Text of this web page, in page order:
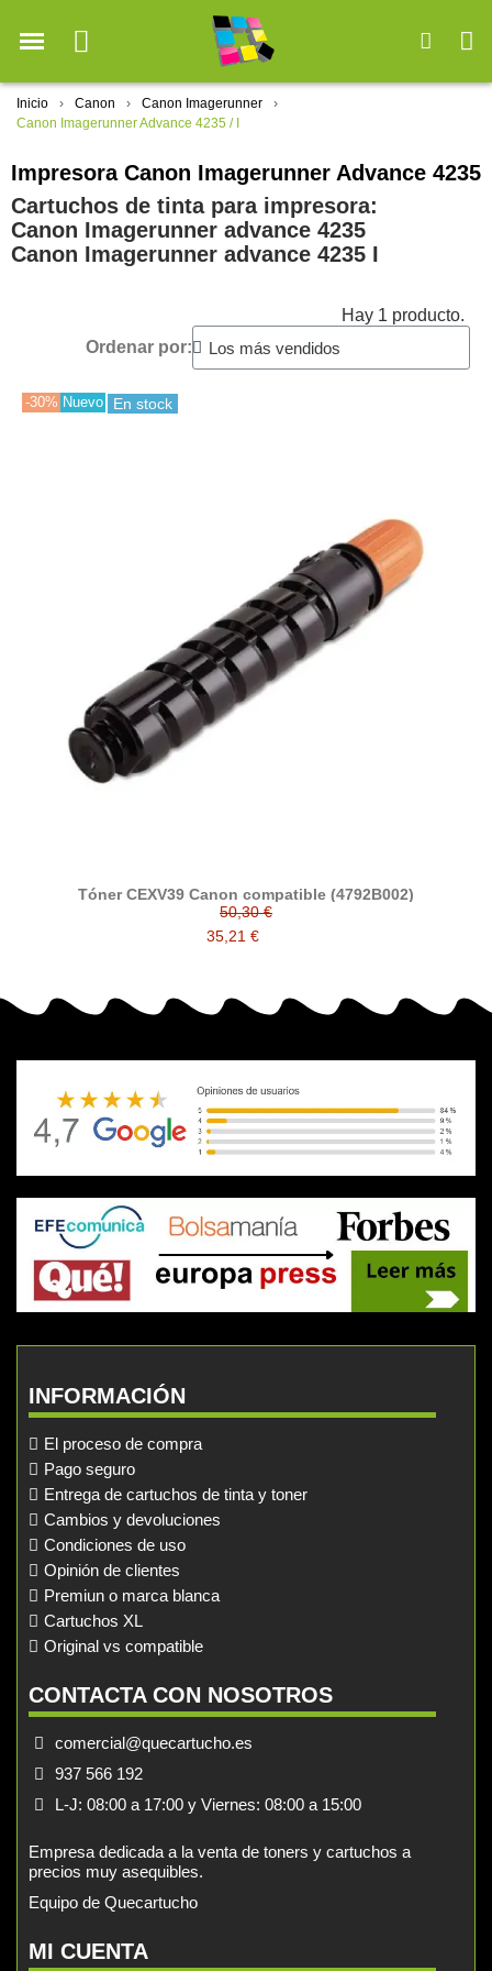
Inicio Canon
Canon Imagerunner
Canon Imagerunner Advance 4235 / I
Impresora Canon Imagerunner Advance 4235
Cartuchos de tinta para impresora:
Canon Imagerunner advance 4235
Canon Imagerunner advance 4235 I
Hay 1 producto.
Ordenar por:
-30% Nuevo En stock
Tóner CEXV39 Canon compatible (4792B002)
50,30 €
35,21 €
INFORMACIÓN
El proceso de compra
Pago seguro
Entrega de cartuchos de tinta y toner
Cambios y devoluciones
Condiciones de uso
Opinión de clientes
Premiun o marca blanca
Cartuchos XL
Original vs compatible
CONTACTA CON NOSOTROS
comercial@quecartucho.es
937 566 192
L-J: 08:00 a 17:00 y Viernes: 08:00 a 15:00
Empresa dedicada a la venta de toners y cartuchos a
precios muy asequibles.
Equipo de Quecartucho
MI CUENTA